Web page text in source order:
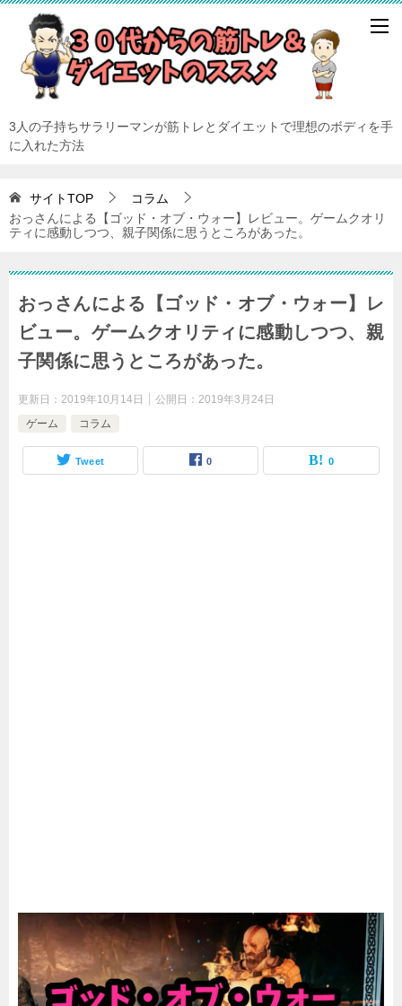
3人の子持ちサラリーマンが筋トレとダイエットで理想のボディを手
に入れた方法
サイトTOP
コラム
おっさんによる【ゴッド・オブ・ウォー】レビュー。ゲームクオリ
ティに感動しつつ、親子関係に思うところがあった。
おっさんによる【ゴッド・オブ・ウォー】レ
ビュー。ゲームクオリティに感動しつつ、親
子関係に思うところがあった。
更新日： 2019年10月14日 公開日： 2019年3月24日
ゲーム
コラム
Tweet 0 0